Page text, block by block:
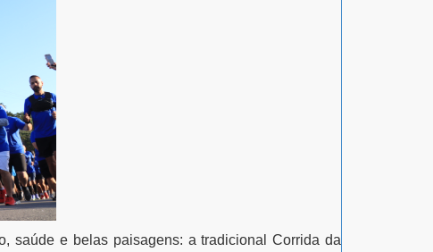
saúde e belas paisagens: a tradicionalCorrida da